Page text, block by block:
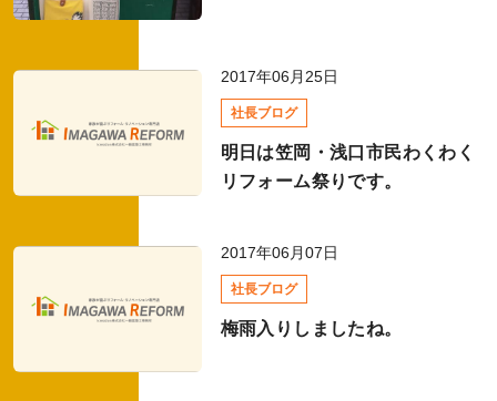
全て
洗面化粧台リフォーム
外壁塗装の基礎知識
2017年06月25日
社長ブログ
明日は笠岡・浅口市民わくわく
リフォーム祭りです。
2017年06月07日
社長ブログ
梅雨入りしましたね。